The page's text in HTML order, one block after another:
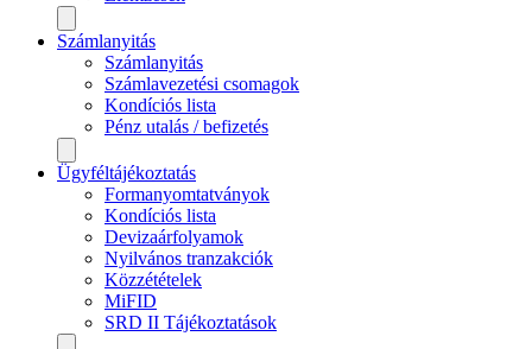
Számlanyitás
Számlanyitás
Számlavezetési csomagok
Kondíciós lista
Pénz utalás / befizetés
Ügyféltájékoztatás
Formanyomtatványok
Kondíciós lista
Devizaárfolyamok
Nyilvános tranzakciók
Közzétételek
MiFID
SRD II Tájékoztatások